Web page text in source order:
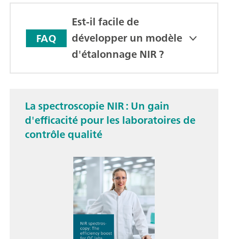
FAQ
Est-il facile de
développer un modèle
d'étalonnage NIR ?
La spectroscopie NIR : Un gain
d'efficacité pour les laboratoires de
contrôle qualité